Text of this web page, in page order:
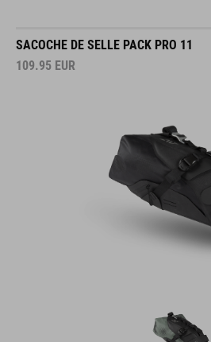
SACOCHE DE SELLE PACK PRO 11
109.95 EUR